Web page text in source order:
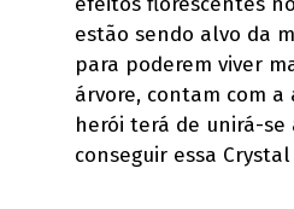
estão sendo alvo da
para poderem viver
árvore, contam com a
herói terá de unirá-se
conseguir essa Crystal